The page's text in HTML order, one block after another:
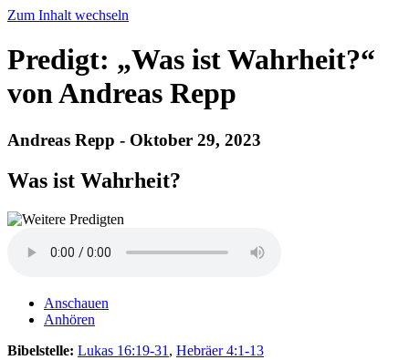
Zum Inhalt wechseln
Predigt: „Was ist Wahrheit?“
von Andreas Repp
Andreas Repp - Oktober 29, 2023
Was ist Wahrheit?
Anschauen
Anhören
Bibelstelle: Lukas 16:19-31 , Hebräer 4:1-13